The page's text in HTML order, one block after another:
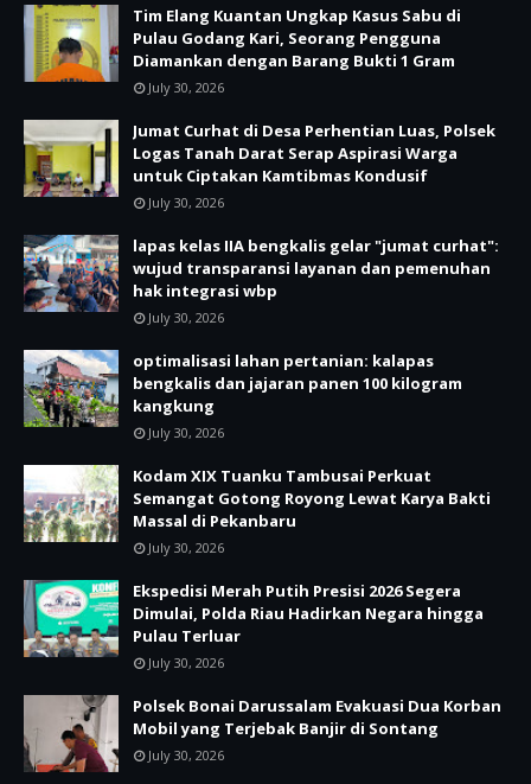
Tim Elang Kuantan Ungkap Kasus Sabu di
Pulau Godang Kari, Seorang Pengguna
Diamankan dengan Barang Bukti 1 Gram
July 30, 2026
Jumat Curhat di Desa Perhentian Luas, Polsek
Logas Tanah Darat Serap Aspirasi Warga
untuk Ciptakan Kamtibmas Kondusif
July 30, 2026
lapas kelas IIA bengkalis gelar "jumat curhat":
wujud transparansi layanan dan pemenuhan
hak integrasi wbp
July 30, 2026
optimalisasi lahan pertanian: kalapas
bengkalis dan jajaran panen 100 kilogram
kangkung
July 30, 2026
Kodam XIX Tuanku Tambusai Perkuat
Semangat Gotong Royong Lewat Karya Bakti
Massal di Pekanbaru
July 30, 2026
Ekspedisi Merah Putih Presisi 2026 Segera
Dimulai, Polda Riau Hadirkan Negara hingga
Pulau Terluar
July 30, 2026
Polsek Bonai Darussalam Evakuasi Dua Korban
Mobil yang Terjebak Banjir di Sontang
July 30, 2026